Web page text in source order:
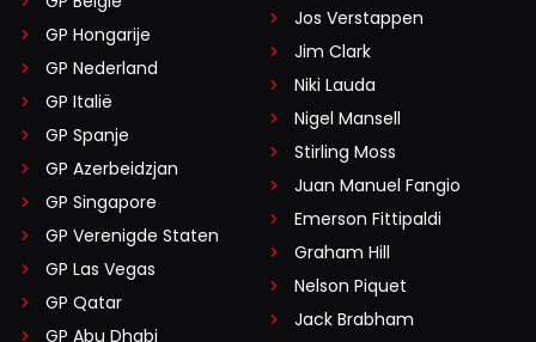
GP Hongarije
GP Nederland
GP Italië
GP Spanje
GP Azerbeidzjan
GP Singapore
GP Verenigde Staten
GP Las Vegas
GP Qatar
GP Abu Dhabi
Jos Verstappen
Jim Clark
Niki Lauda
Nigel Mansell
Stirling Moss
Juan Manuel Fangio
Emerson Fittipaldi
Graham Hill
Nelson Piquet
Jack Brabham